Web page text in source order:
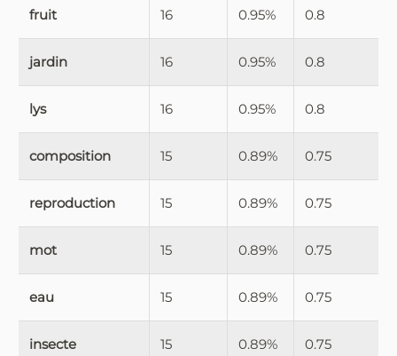
fruit 16 0.95% 0.8
jardin 16 0.95% 0.8
lys 16 0.95% 0.8
composition 15 0.89% 0.75
reproduction 15 0.89% 0.75
mot 15 0.89% 0.75
eau 15 0.89% 0.75
insecte 15 0.89% 0.75